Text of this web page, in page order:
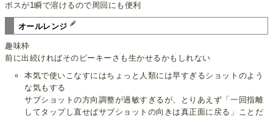
ボスが1瞬で溶けるので周回にも便利
オールレンジ
趣味枠
前に出続ければそのピーキーさも生かせるかもしれない
本気で使いこなすにはちょっと人類には早すぎるショットのよう
な気もする
サブショットの方向調整が過敏すぎるが、とりあえず「一回指離
してタップし直せばサブショットの向きは真正面に戻る」ことだ